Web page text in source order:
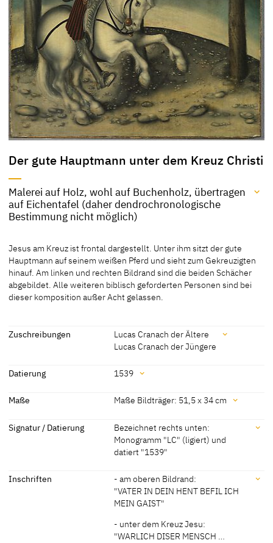
Der gute Hauptmann unter dem Kreuz Christi
Malerei auf Holz, wohl auf Buchenholz, übertragen
auf Eichentafel (daher dendrochronologische
Bestimmung nicht möglich)
Malerei auf Holz, wohl auf Buchenholz, übertragen auf Eichentafel
(daher dendrochronologische Bestimmung nicht möglich)
[Bayerische Staatsgemäldesammlungen, revised 2011]
Jesus am Kreuz ist frontal dargestellt. Unter ihm sitzt der gute
Hauptmann auf seinem weißen Pferd und sieht zum Gekreuzigten
hinauf. Am linken und rechten Bildrand sind die beiden Schächer
abgebildet. Alle weiteren biblisch geforderten Personen sind bei
dieser komposition außer Acht gelassen.
Zuschreibungen
Lucas Cranach der Ältere
Lucas Cranach der Jüngere
Zuschreibungen
Staatsgemäldesammlungen, revised
[Bayerische
Staatsgemäldesammlungen, revised
Datierung 1539
Datierung
Maße Maße Bildträger: 51,5 x 34 cm
Maße
Maße Bildträger: 51,5 x 34 cm
[Bayerische Staatsgemäldesammlungen, revised 2011]
Signatur / Datierung
Bezeichnet rechts unten:
Monogramm "LC" (ligiert) und
datiert "1539"
Signatur / Datierung
Bezeichnet rechts unten: Monogramm "LC" (ligiert) und datiert
[Bayerische Staatsgemäldesammlungen, revised 2010]
Inschriften
- am oberen Bildrand:
"VATER IN DEIN HENT BEFIL ICH
MEIN GAIST"
- unter dem Kreuz Jesu:
"WARLICH DISER MENSCH …